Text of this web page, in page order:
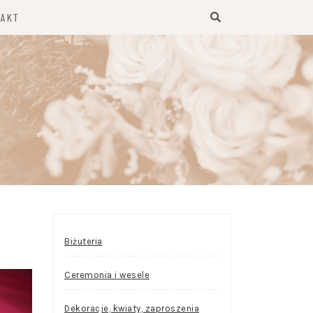
Biżuteria
Ceremonia i wesele
Dekoracje, kwiaty, zaproszenia